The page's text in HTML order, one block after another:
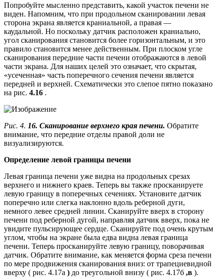
Попробуйте мысленно представить, какой участок печени не
виден. Напомним, что при продольном сканировании левая
сторона экрана является краниальной, а правая —
каудальной. Но поскольку датчик расположен краниально,
угол сканирования становится более горизонтальным, и это
правило становится менее действенным. При плоском угле
сканирования передние части печени отображаются в левой
части экрана. Для наших целей это означает, что скрытая,
«усеченная» часть поперечного сечения печени является
передней и верхней. Схематически это слепое пятно показано
на рис. 4.16 .
Рис. 4. 16. Сканирование верхнего края печени. Обратите
внимание, что передние отделы правой доли не
визуализируются.
Определение левой границы печени
Левая граница печени уже видна на продольных срезах
верхнего и нижнего краев. Теперь вы также просканируете
левую границу в поперечных сечениях. Установите датчик
поперечно или слегка наклонно вдоль реберной дуги,
немного левее средней линии. Сканируйте вверх в сторону
печени под реберной дугой, направляя датчик вверх, пока не
увидите пульсирующее сердце. Сканируйте под очень крутым
углом, чтобы на экране была едва видна левая граница
печени. Теперь просканируйте левую границу, поворачивая
датчик. Обратите внимание, как меняется форма среза печени
по мере продвижения сканирования вниз: от трапециевидной
вверху ( рис. 4.17а ) до треугольной внизу ( рис. 4.17б ,в ).